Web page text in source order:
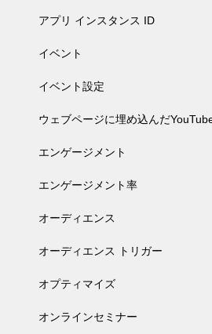
アプリ インスタンス ID
イベント
イベント設定
ウェブページに埋め込んだ
エンゲージメント
エンゲージメント率
オーディエンス
オーディエンス トリガー
オプティマイズ
オンラインセミナー